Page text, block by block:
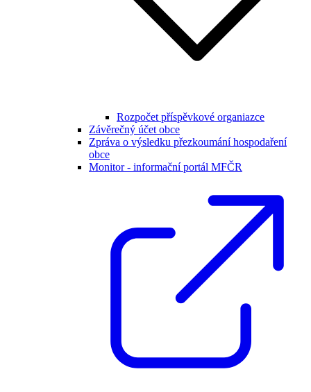
Rozpočet příspěvkové organiazce
Závěrečný účet obce
Zpráva o výsledku přezkoumání hospodaření
obce
Monitor - informační portál MFČR